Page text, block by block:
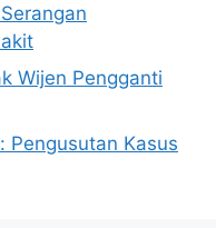
Wijen Pengganti
Pengusutan Kasus